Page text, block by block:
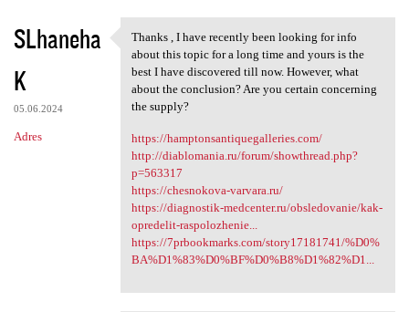
SLhaneha
K
05.06.2024
Adres
Thanks , I have recently been
Thanks , I have recently been looking for info
about this topic for a long time and yours is the
best I have discovered till now. However, what
about the conclusion? Are you certain concerning
the supply?
https://hamptonsantiquegalleries.com/
http://diablomania.ru/forum/showthread.php?
p=563317
https://chesnokova-varvara.ru/
https://diagnostik-medcenter.ru/obsledovanie/kak-
opredelit-raspolozhenie...
https://7prbookmarks.com/story17181741/%D0%
BA%D1%83%D0%BF%D0%B8%D1%82%D1...